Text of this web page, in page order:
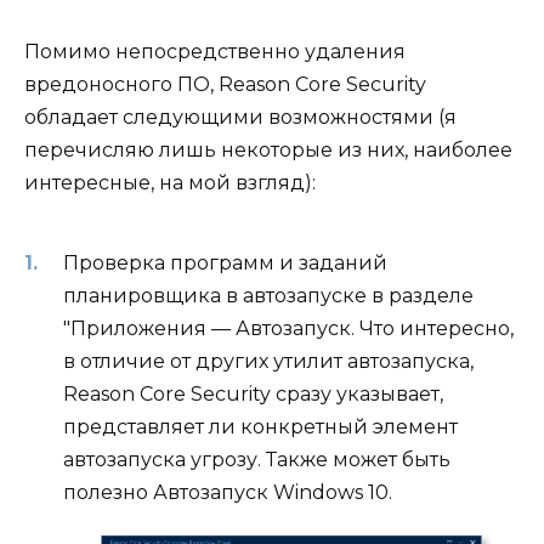
Помимо непосредственно удаления
вредоносного ПО, Reason Core Security
обладает следующими возможностями (я
перечисляю лишь некоторые из них, наиболее
интересные, на мой взгляд):
Проверка программ и заданий
планировщика в автозапуске в разделе
"Приложения — Автозапуск. Что интересно,
в отличие от других утилит автозапуска,
Reason Core Security сразу указывает,
представляет ли конкретный элемент
автозапуска угрозу. Также может быть
полезно Автозапуск Windows 10.